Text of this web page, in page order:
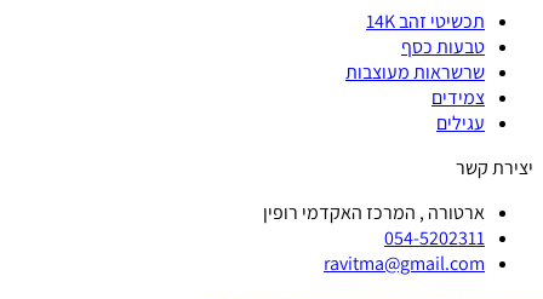
תכשיטי זהב 14K
טבעות כסף
שרשראות מעוצבות
צמידים
עגילים
יצירת קשר
ארטורה , המרכז האקדמי רופין
054-5202311
ravitma@gmail.com